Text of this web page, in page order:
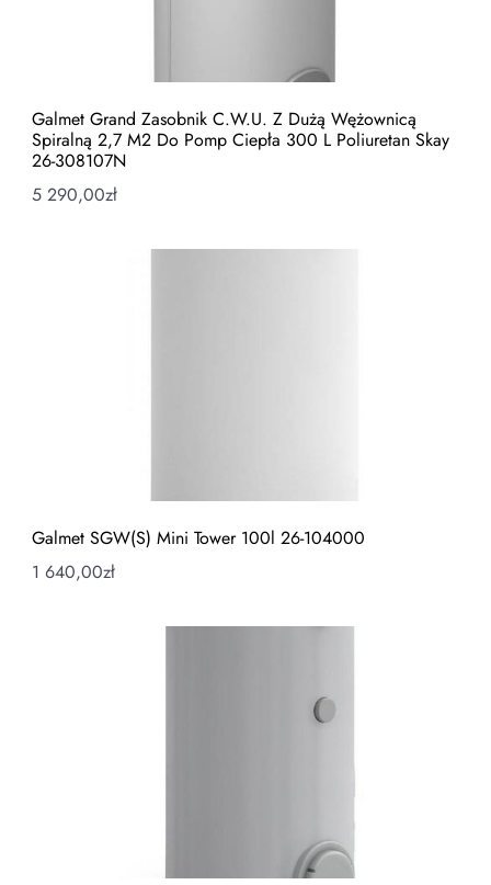
Galmet Grand Zasobnik C.W.U. Z Dużą Wężownicą
Spiralną 2,7 M2 Do Pomp Ciepła 300 L Poliuretan Skay
26-308107N
5 290,00zł
Galmet SGW(S) Mini Tower 100l 26-104000
1 640,00zł